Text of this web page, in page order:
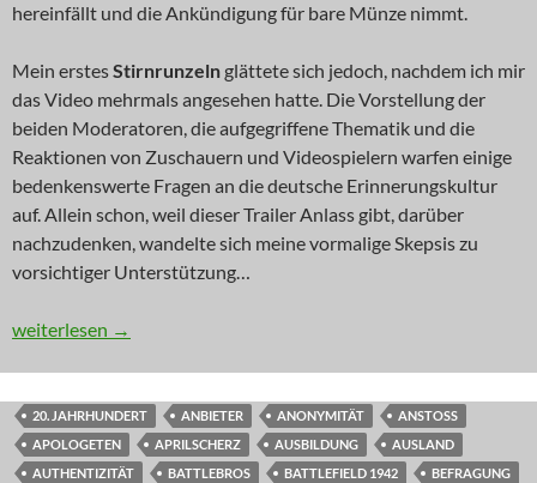
hereinfällt und die Ankündigung für bare Münze nimmt.
Mein erstesStirnrunzeln glättete sich jedoch, nachdem ich mir
das Video mehrmals angesehen hatte. Die Vorstellung der
beiden Moderatoren, die aufgegriffene Thematik und die
Reaktionen von Zuschauern und Videospielern warfen einige
bedenkenswerte Fragen an die deutsche Erinnerungskultur
auf. Allein schon, weil dieser Trailer Anlass gibt, darüber
nachzudenken, wandelte sich meine vormalige Skepsis zu
vorsichtiger Unterstützung…
KOMMENTAR: Bunkermentalitäten
weiterlesen →
20. JAHRHUNDERT ANBIETER ANONYMITÄT
ANSTOSS
APOLOGETEN
APRILSCHERZ AUSBILDUNG
AUSLAND
AUTHENTIZITÄT
BATTLEBROS BATTLEFIELD 1942
BEFRAGUNG